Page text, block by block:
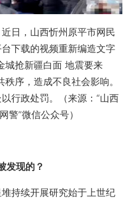
日，山西忻州原平市网民
下载的视频重新编造文字
城抢新疆白面 地震要来
序，造成不良社会影响。
行政处罚。（来源：“山西
警”微信公众号）
发现的？
持续开展研究始于上世纪